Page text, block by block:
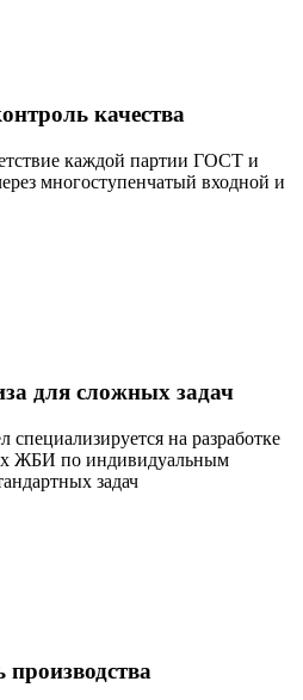
качества
каждой партии ГОСТ и
многоступенчатый входной и
для сложных задач
на разработке
ЖБИ по индивидуальным
задач